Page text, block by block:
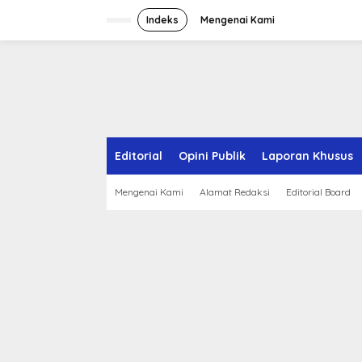
Indeks Mengenai Kami
Editorial Opini Publik Laporan Khusus
Mengenai Kami Alamat Redaksi Editorial Board